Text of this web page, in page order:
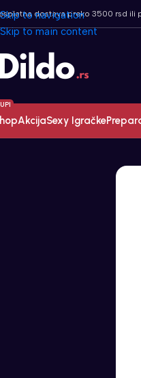
Skip to navigation
Skip to main content
dostava preko 3500 rsd ili
AkcijaSexy Igračke